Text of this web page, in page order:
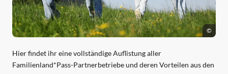
©
Hier findet ihr eine vollständige Auflistung aller
Familienland*Pass-Partnerbetriebe und deren Vorteilen aus den